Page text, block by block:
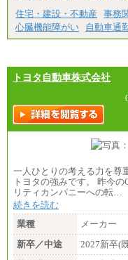
住宅・建設・不動産
事務
心臓機能障がい
自動車通
トヨタ自動車株式会社
一人ひとりの考える力を尊
トヨタの強みです。 昨今
リティカンパニーへの転…
続きを読む
業種
メーカー
新卒／中途
2027新卒(